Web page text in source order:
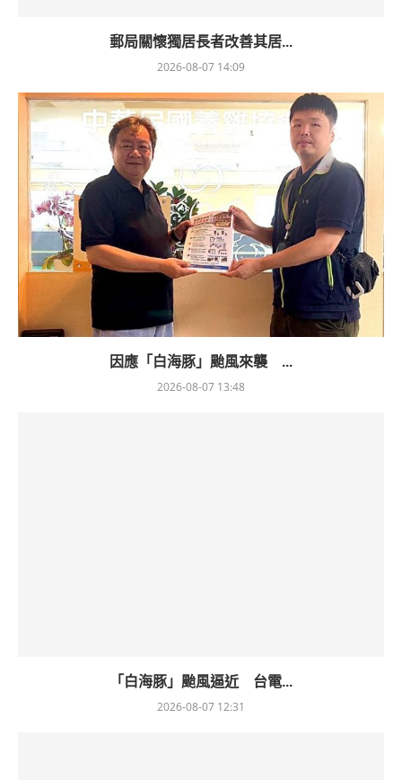
郵局關懷獨居長者改善其居...
2026-08-07 14:09
因應「白海豚」颱風來襲 ...
2026-08-07 13:48
「白海豚」颱風逼近 台電...
2026-08-07 12:31